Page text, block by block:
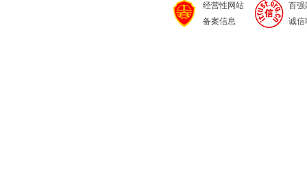
经营性网站
备案信息
百强
诚信